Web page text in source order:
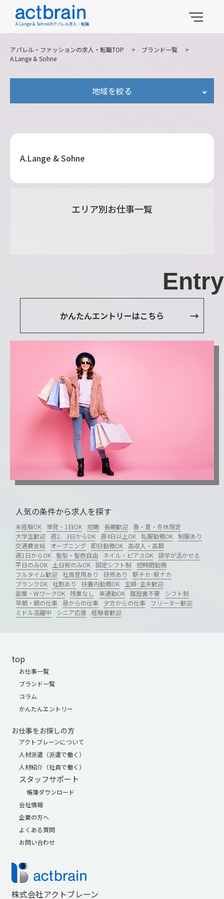
A.Lange & Sohneのアパレル求人・転職
アパレル・ファッションの求人・転職TOP > ブランド一覧
>
A.Lange & Sohne
地域を絞る
A.Lange & Sohne
エリア別お仕事一覧
Entry
かんたんエントリーはこちら
人気の条件から求人を探す
未経験OK 単発・1日OK 短期 長期歓迎
春・夏・冬休限定
大学生歓迎
週2、3日からOK 週4日以上OK 私服勤務OK
制服あり
交通費支給
オープニング 即日勤務OK
高収入・高額
週1日からOK
髪型・髪色自由 ネイル・ピアスOK
語学が活かせる
平日のみOK
土日祝のみOK 固定シフト制
短時間勤務
フルタイム歓迎
社員登用あり 研修あり
駅チカ･駅ナカ
ブランクOK
社割あり 扶養内勤務OK
主婦･主夫歓迎
副業・WワークOK
残業なし 車通勤OK 履歴書不要
シフト制
早朝・朝の仕事
昼からの仕事 夕方からの仕事
フリーター歓迎
ミドル活躍中
シニア応援 経験者歓迎
top
お仕事一覧
ブランド一覧
コラム
かんたんエントリー
お仕事をお探しの方
アクトブレーンについて
人材派遣（派遣で働く）
人材紹介（社員で働く）
スタッフサポート
帳簿ダウンロード
会社情報
企業の方へ
よくある質問
お問い合わせ
株式会社アクトブレーン